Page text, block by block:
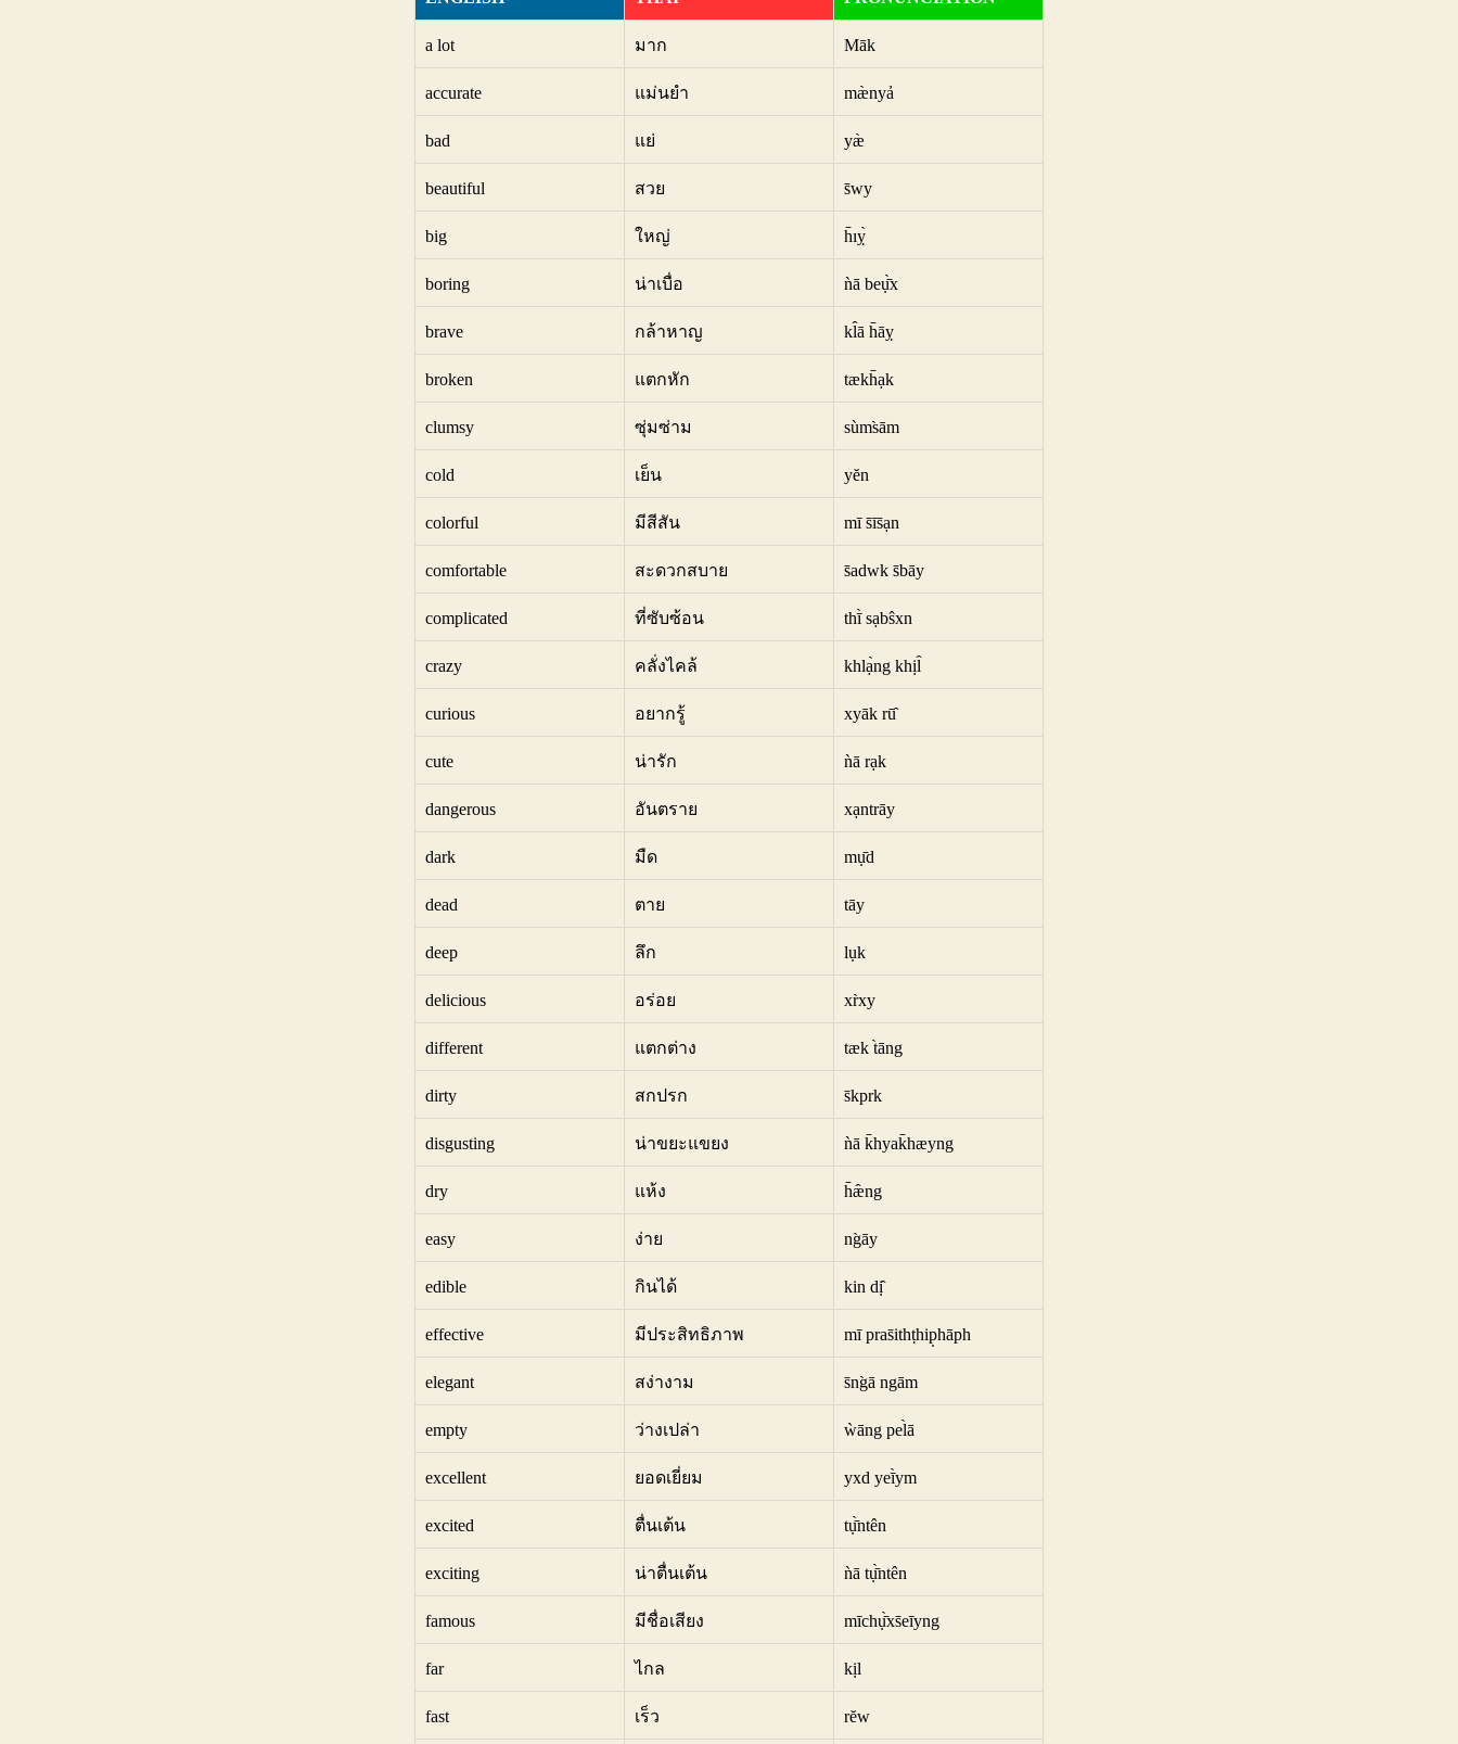
a lot มาก Māk
accurate แม่นยำ mæ̀nyả
bad แย่ yæ̀
beautiful สวย s̄wy
big ใหญ่ h̄ıỵ̀
boring น่าเบื่อ ǹā beụ̄̀x
brave กล้าหาญ kl̂ā h̄āỵ
broken แตกหัก tækh̄ạk
clumsy ซุ่มซ่าม sùms̀ām
cold เย็น yĕn
colorful มีสีสัน mī s̄īs̄ạn
comfortable สะดวกสบาย s̄adwk s̄bāy
complicated ที่ซับซ้อน thī̀ sạbŝxn
crazy คลั่งไคล้ khlạ̀ng khịl̂
curious อยากรู้ xyāk rū̂
cute น่ารัก ǹā rạk
dangerous อันตราย xạntrāy
dark มืด mụ̄d
dead ตาย tāy
deep ลึก lụk
delicious อร่อย xr̀xy
different แตกต่าง tæk t̀āng
dirty สกปรก s̄kprk
disgusting น่าขยะแขยง ǹā k̄hyak̄hæyng
dry แห้ง h̄æ̂ng
easy ง่าย ng̀āy
edible กินได้ kin dị̂
effective มีประสิทธิภาพ mī pras̄ithṭhip̣hāph
elegant สง่างาม s̄ng̀ā ngām
empty ว่างเปล่า ẁāng pel̀ā
excellent ยอดเยี่ยม yxd yeī̀ym
excited ตื่นเต้น tụ̄̀ntên
exciting น่าตื่นเต้น ǹā tụ̄̀ntên
famous มีชื่อเสียง mīchụ̄̀xs̄eīyng
far ไกล kịl
fast เร็ว rĕw